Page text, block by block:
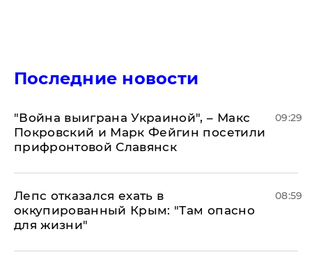
Последние новости
"Война выиграна Украиной", – Макс
Покровский и Марк Фейгин посетили
прифронтовой Славянск
09:29
Лепс отказался ехать в
оккупированный Крым: "Там опасно
для жизни"
08:59